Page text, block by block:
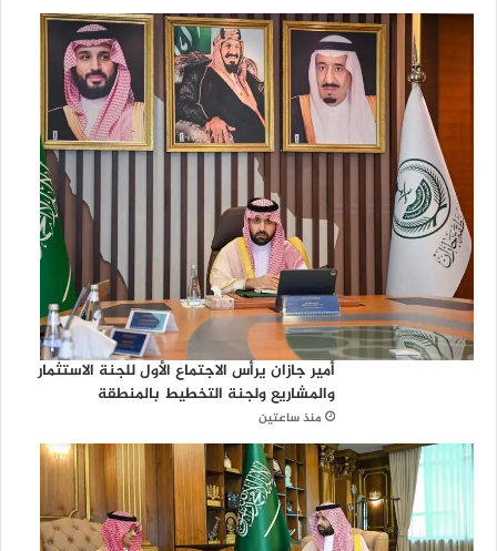
أمير جازان يرأس الاجتماع الأول للجنة الاستثمار
والمشاريع ولجنة التخطيط بالمنطقة
منذ ساعتين